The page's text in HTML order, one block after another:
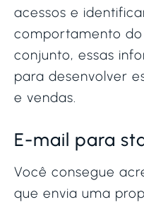
acessos e
comportamento do
conjunto, essas
para desenvolver
e vendas.
E-mail para
Você consegue
que envia uma